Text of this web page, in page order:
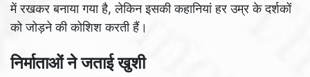
में रखकर बनाया गया है, लेकिन इसकी कहानियां हर उम्र के दर्शकों
को जोड़ने की कोशिश करती हैं।
निर्माताओं ने जताई खुशी